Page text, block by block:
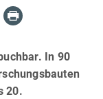
In 90
20.